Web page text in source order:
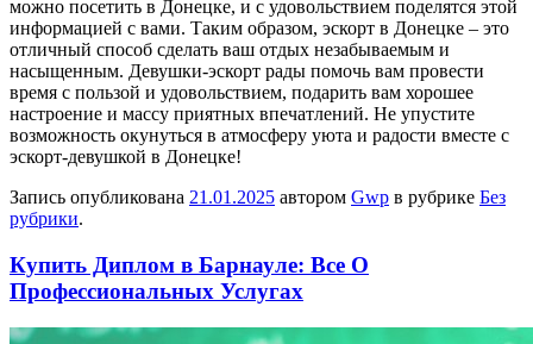
можно посетить в Донецке, и с удовольствием поделятся этой
информацией с вами. Таким образом, эскорт в Донецке – это
отличный способ сделать ваш отдых незабываемым и
насыщенным. Девушки-эскорт рады помочь вам провести
время с пользой и удовольствием, подарить вам хорошее
настроение и массу приятных впечатлений. Не упустите
возможность окунуться в атмосферу уюта и радости вместе с
эскорт-девушкой в Донецке!
Запись опубликована 21.01.2025 автором Gwp в рубрике Без
рубрики.
Купить Диплом в Барнауле: Все О
Профессиональных Услугах